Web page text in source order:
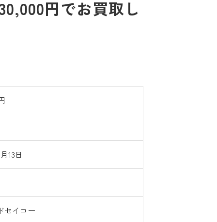
円でお買取し
13日
セイコー